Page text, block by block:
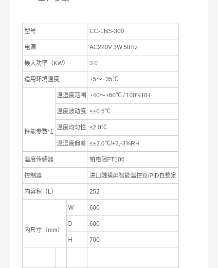
型号 CC-LNS-300
电源 AC220V 3W 50Hz
最大功率（KW） 3.0
适用环境温度 +5～+35℃
性能参数*1
温湿度范围 +40～+60℃ / 100%RH
温度波动度 ≤±0.5℃
温度均匀性 ≤2.0℃
温湿度偏差 ≤±2.0℃/+2,-3%RH
温度传感器 铂电阻PT100
控制器 进口触摸屏智能温控仪/PID自整定
内容积（L） 252
内尺寸（mm）
W 600
D 600
H 700